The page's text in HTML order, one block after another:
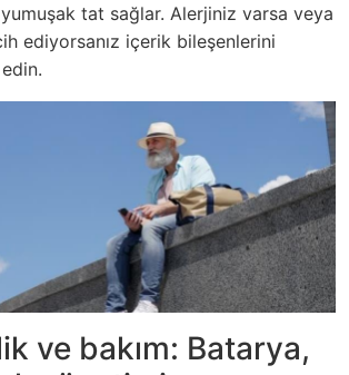
tat sağlar. Alerjiniz varsa veya
ediyorsanız içerik bileşenlerini
ve bakım: Batarya,